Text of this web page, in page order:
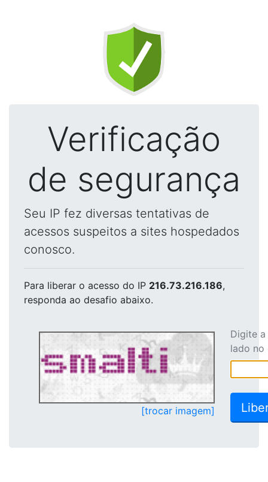
Verificação
de segurança
Seu IP fez diversas tentativas de
acessos suspeitos a sites hospedados
conosco.
Para liberar o acesso do IP 216.73.216.186,
responda ao desafio abaixo.
[trocar imagem]
Digite
lado no